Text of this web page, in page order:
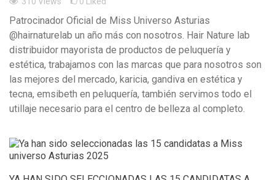
Patrocinador Oficial de Miss Universo Asturias
@hairnaturelab un año más con nosotros. Hair Nature lab
distribuidor mayorista de productos de peluquería y
estética, trabajamos con las marcas que para nosotros son
las mejores del mercado, karicia, gandiva en estética y
tecna, emsibeth en peluquería, también servimos todo el
utillaje necesario para el centro de belleza al completo.